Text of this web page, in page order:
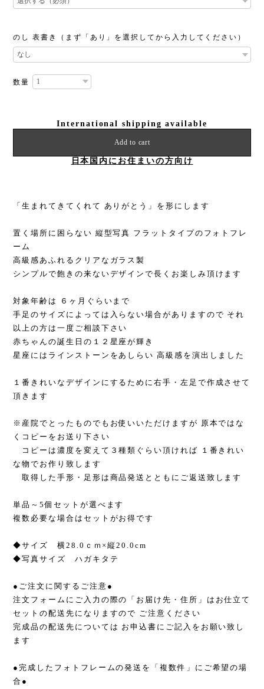
のし 表書き（まず「あり」を選択してから入力してください）
数量
International shipping available
Add to cart
日本国内にお住まいの方向け
「生まれてきてくれて ありがとう」を形にします
置く場所に困らない 縦型写真 フラットタイプのフォトフレ
ーム
高級感あふれるクリアなガラス製
シンプルで飽きの来ないデザインで長くお楽しみ頂けます
対象年齢は ６ヶ月ぐらいまで
手足のサイズによっては入らない場合がありますので それ
以上の方は一度ご相談下さい
赤ちゃんの誕生日の１２星座が輝き
星座にはラインストーンをあしらい 高級感を演出しました
１番きれいなデザインにするために右手・左足で作成させて
頂きます
※産院でとったものでもお使いいただけますが 原本ではな
くコピーをお送り下さい
コピーは濃度を変えて３種類ぐらい頂ければ １番きれい
な物でお作り致します
取得した手形・足形は商品発送とともにご返送致します
単品～5個セットが選べます
複数必要な場合はセットがお得です
◆サイズ 横28.0ｃｍ×縦20.0cm
◆写真サイズ ハガキタテ
●ご注文に関するご注意●
注文フォームにご入力の際の「お届け先・住所」はお仕立て
セットの配送先になりますので ご注意ください
完成品の配送先については お申込書にご記入をお願い致し
ます
●完成したフォトフレームの発送を「複数件」にご希望の場
合●